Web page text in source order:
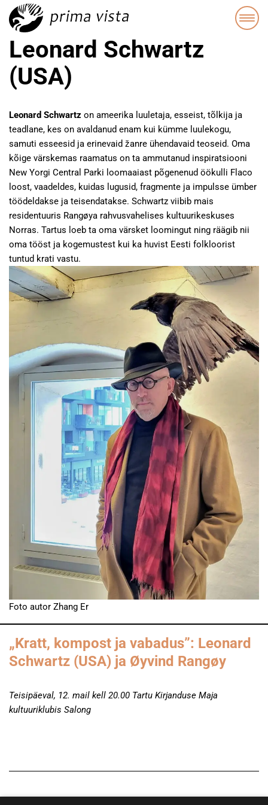
Leonard Schwartz
(USA)
Leonard Schwartz on ameerika luuletaja, esseist, tõlkija ja
teadlane, kes on avaldanud enam kui kümme luulekogu,
samuti esseesid ja erinevaid žanre ühendavaid teoseid. Oma
kõige värskemas raamatus on ta ammutanud inspiratsiooni
New Yorgi Central Parki loomaaiast põgenenud öökulli Flaco
loost, vaadeldes, kuidas lugusid, fragmente ja impulsse ümber
töödeldakse ja teisendatakse. Schwartz viibib mais
residentuuris Rangøya rahvusvahelises kultuurikeskuses
Norras. Tartus loeb ta oma värsket loomingut ning räägib nii
oma tööst ja kogemustest kui ka huvist Eesti folkloorist
tuntud krati vastu.
Foto autor Zhang Er
„Kratt, kompost ja vabadus”: Leonard
Schwartz (USA) ja Øyvind Rangøy
Teisipäeval, 12. mail kell 20.00 Tartu Kirjanduse Maja
kultuuriklubis Salong